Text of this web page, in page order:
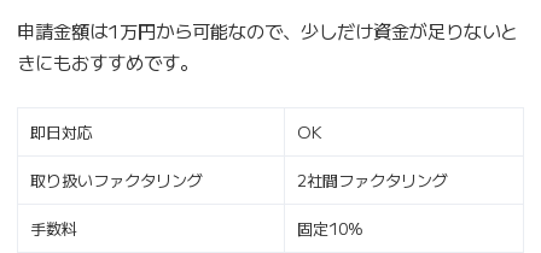
申請金額は1万円から可能なので、少しだけ資金が足りないと
きにもおすすめです。
即日対応 OK
取り扱いファクタリング 2社間ファクタリング
手数料 固定10%